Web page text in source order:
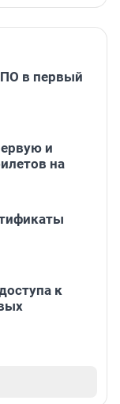
в первый
и
на
к